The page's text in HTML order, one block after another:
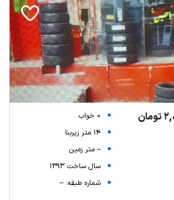
0 خواب
14 متر زیربنا
-- متر زمین
سال ساخت 1393
شماره طبقه: --